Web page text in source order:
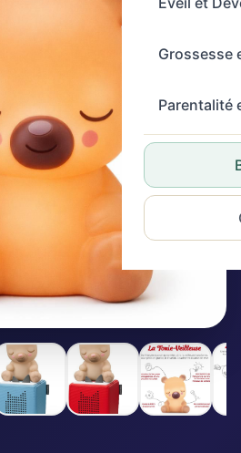
Grossesse
Parentalité